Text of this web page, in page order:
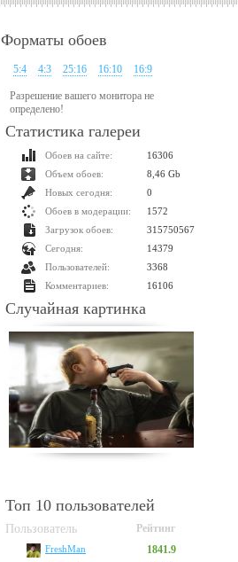
Форматы обоев
5:4 4:3 25:16 16:10 16:9
Разрешение вашего монитора не
определено!
Статистика галереи
Обоев на сайте:
16306
Объем обоев:
8,46 Gb
Новых сегодня:
0
Обоев в модерации:
1572
Загрузок обоев:
315750567
Сегодня:
14379
Пользователей:
3368
Комментариев:
16106
Случайная картинка
Топ 10 пользователей
Пользователь Рейтинг
FreshMan 1841.9